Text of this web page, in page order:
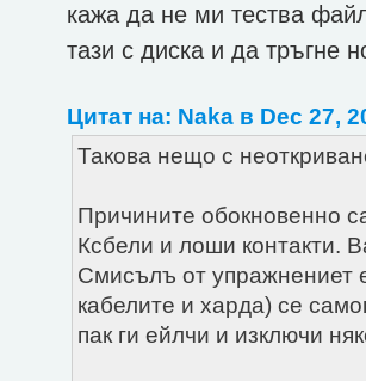
кажа да не ми тества
тази с диска и да тръгне
Цитат на: Naka в Dec 27,
Такова нещо с
Причините обокновенно
Ксбели и лоши контакти.
Смисълъ от упражнениет
кабелите и харда) се
пак ги ейлчи и изключи